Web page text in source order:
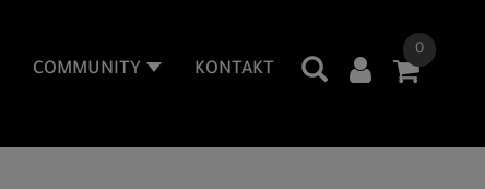
0
COMMUNITY KONTAKT